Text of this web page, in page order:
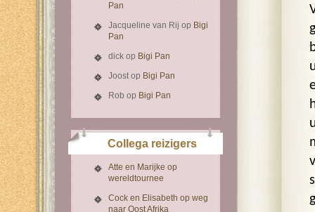
Pan
Jacqueline van Rij op Bigi
Pan
dick op Bigi Pan
Joostop Bigi Pan
Rob op Bigi Pan
Collega reizigers
Atte en Marijke op
wereldtournee
Cock en Elisabeth op weg
naar Oost Afrika